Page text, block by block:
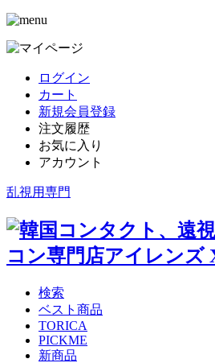
ログイン
カート
新規会員登録
注文履歴
お気に入り
アカウント
乱視用専門
検索
ベスト商品
TORICA
PICKME
新商品